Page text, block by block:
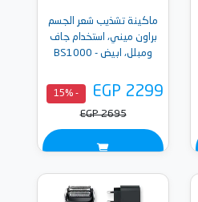
ماكينة تشذيب شعر الجسم
براون ميني، استخدام جاف
ومبلل، ابيض - BS1000
EGP 2299
- 15%
EGP 2695